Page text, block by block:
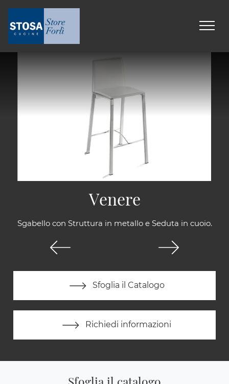
Sgabello con Struttura in metallo e Seduta in cuoio.
Sfoglia il Catalogo
Richiedi informazioni
Venere